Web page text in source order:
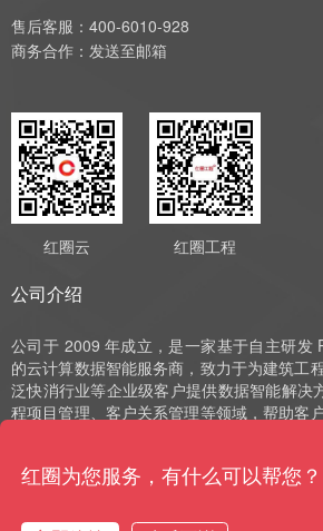
售后客服：400-6010-928
商务合作： 发送至邮箱
红圈云 红圈工程
公司介绍
公司于 2009 年成立，是一家基于自主研发
的云计算数据智能服务商，致力于为建筑工
泛快消行业等企业级客户提供数据智能解决
程项目管理、客户关系管理等领域，帮助客
实现数字化运营、管理和决策。公司深耕
自主研发作为发展的驱动力，并获评国家高
技术企业、北京市“专精特新”小巨人和北京市
红圈为您服务，有什么可以帮您？